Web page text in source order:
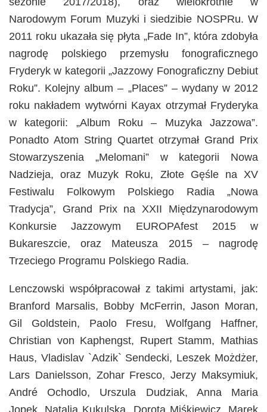
Narodowym Forum Muzyki i siedzibie NOSPRu. W
2011 roku ukazała się płyta „Fade In”, która zdobyła
nagrodę polskiego przemysłu fonograficznego
Fryderyk w kategorii „Jazzowy Fonograficzny Debiut
Roku”. Kolejny album – „Places” – wydany w 2012
roku nakładem wytwórni Kayax otrzymał Fryderyka
w kategorii: „Album Roku – Muzyka Jazzowa”.
Ponadto Atom String Quartet otrzymał Grand Prix
Stowarzyszenia „Melomani” w kategorii Nowa
Nadzieja, oraz Muzyk Roku, Złote Gęśle na XV
Festiwalu Folkowym Polskiego Radia „Nowa
Tradycja”, Grand Prix na XXII Międzynarodowym
Konkursie Jazzowym EUROPAfest 2015 w
Bukareszcie, oraz Mateusza 2015 – nagrodę
Trzeciego Programu Polskiego Radia.
Lenczowski współpracował z takimi artystami, jak:
Branford Marsalis, Bobby McFerrin, Jason Moran,
Gil Goldstein, Paolo Fresu, Wolfgang Haffner,
Christian von Kaphengst, Rupert Stamm, Mathias
Haus, Vladislav `Adzik` Sendecki, Leszek Możdżer,
Lars Danielsson, Zohar Fresco, Jerzy Maksymiuk,
André Ochodlo, Urszula Dudziak, Anna Maria